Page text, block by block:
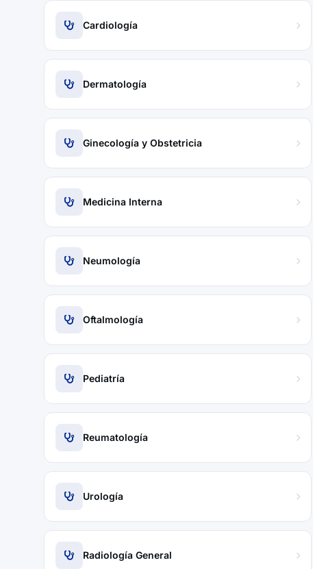
Cardiología
Dermatología
Ginecología y Obstetricia
Medicina Interna
Neumología
Oftalmología
Pediatría
Reumatología
Urología
Radiología General